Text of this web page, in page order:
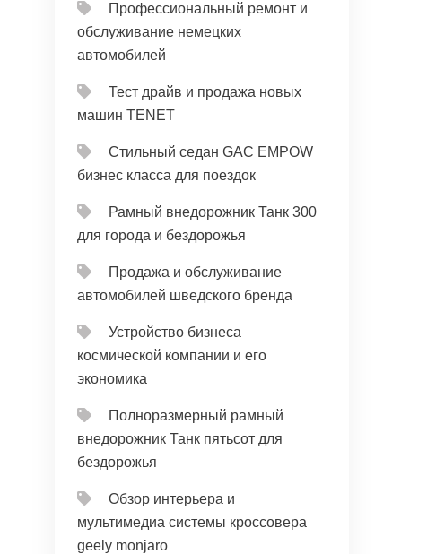
Профессиональный ремонт и
обслуживание немецких
автомобилей
Тест драйв и продажа новых
машин TENET
Стильный седан GAC EMPOW
бизнес класса для поездок
Рамный внедорожник Танк 300
для города и бездорожья
Продажа и обслуживание
автомобилей шведского бренда
Устройство бизнеса
космической компании и его
экономика
Полноразмерный рамный
внедорожник Танк пятьсот для
бездорожья
Обзор интерьера и
мультимедиа системы кроссовера
geely monjaro